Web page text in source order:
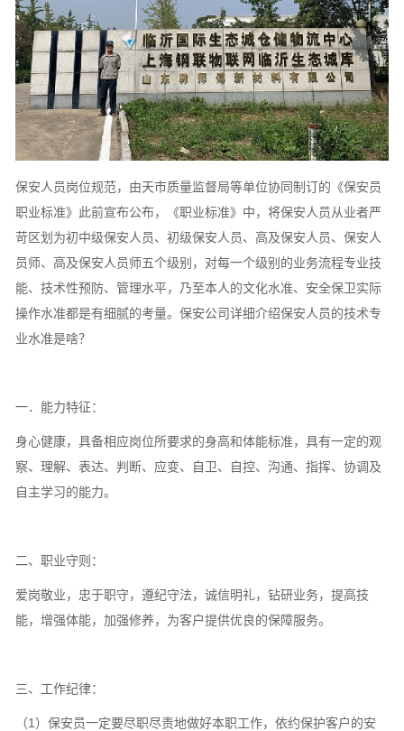
保安人员岗位规范，由天市质量监督局等单位协同制订的《保安员
职业标准》此前宣布公布，《职业标准》中，将保安人员从业者严
苛区划为初中级保安人员、初级保安人员、高及保安人员、保安人
员师、高及保安人员师五个级别，对每一个级别的业务流程专业技
能、技术性预防、管理水平，乃至本人的文化水准、安全保卫实际
操作水准都是有细腻的考量。保安公司详细介绍保安人员的技术专
业水准是啥？
一．能力特征：
身心健康，具备相应岗位所要求的身高和体能标准，具有一定的观
察、理解、表达、判断、应变、自卫、自控、沟通、指挥、协调及
自主学习的能力。
二、职业守则：
爱岗敬业，忠于职守，遵纪守法，诚信明礼，钻研业务，提高技
能，增强体能，加强修养，为客户提供优良的保障服务。
三、工作纪律：
（1）保安员一定要尽职尽责地做好本职工作，依约保护客户的安